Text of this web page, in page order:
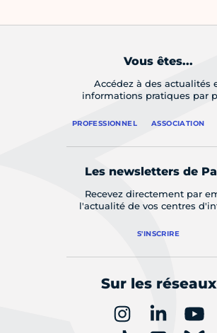
Vous êtes...
Accédez à des actualités
informations pratiques par
PROFESSIONNEL ASSOCIATION
Les newsletters de
Recevez directement par
l'actualité de vos centres
S'INSCRIRE
Sur les réseaux